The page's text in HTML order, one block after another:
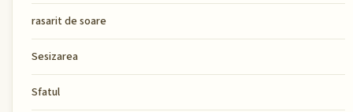
rasarit de soare
Sesizarea
Sfatul